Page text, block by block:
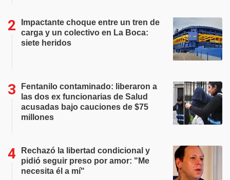
Impactante choque entre un tren de
carga y un colectivo en La Boca:
siete heridos
Fentanilo contaminado: liberaron a
las dos ex funcionarias de Salud
acusadas bajo cauciones de $75
millones
Rechazó la libertad condicional y
pidió seguir preso por amor: "Me
necesita él a mí"